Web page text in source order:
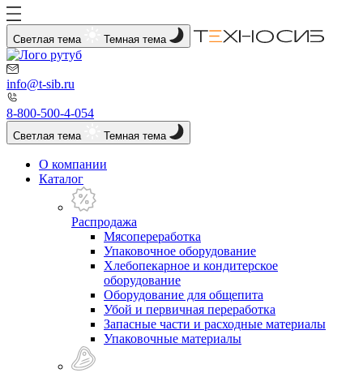
Светлая тема Темная тема
info@t-sib.ru
8-800-500-4-054
Светлая тема Темная тема
О компании
Каталог
Распродажа
Мясопереработка
Упаковочное оборудование
Хлебопекарное и кондитерское
оборудование
Оборудование для общепита
Убой и первичная переработка
Запасные части и расходные материалы
Упаковочные материалы